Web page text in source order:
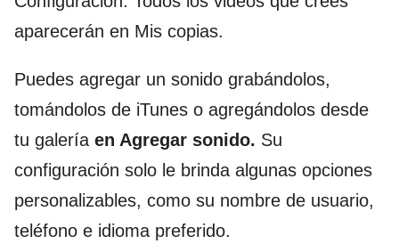
aparecerán en Mis copias.
Puedes agregar un sonido grabándolos,
tomándolos de iTunes o agregándolos desde
tu galería en Agregar sonido. Su
configuración solo le brinda algunas opciones
personalizables, como su nombre de usuario,
teléfono e idioma preferido.